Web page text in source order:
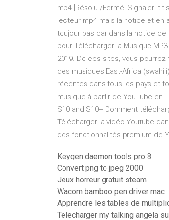
mp4 [Résolu /Fermé] Signaler.
lecteur mp4 mais la notice et en
toujour pas car dans la notice ce
pour Télécharger la Musique
2019. De ces sites, vous
des musiques East-Africa
récentes dans tous les pays et
musique à partir de YouTube en
S10 and S10+ Comment
Télécharger la vidéo Youtube
des fonctionnalités premium de
Keygen daemon tools pro 8
Convert png to jpeg 2000
Jeux horreur gratuit steam
Wacom bamboo pen driver mac
Apprendre les tables de
Telecharger my talking angela